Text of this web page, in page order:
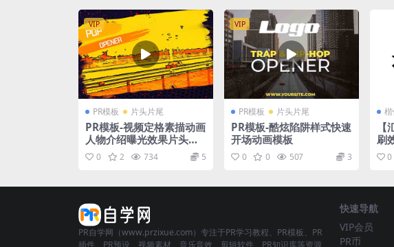
VIP
PR模板 片头片尾
PR模板-视频定格素描动画
人物介绍曝光效果片头视
频模板
0 2 734 5
VIP
PR模板 片头片尾
PR模板-酷炫陷阱样式快速
开场动画模板
0 0 507 3
刷
0
PR自学网（www.przixue.com）专注于PR学习教程、PR模板、PR
快速导航
VIP会员
PR币